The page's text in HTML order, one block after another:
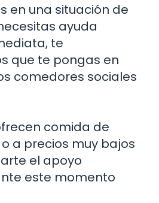
en una situación de
ayuda
te
que te pongas en
comedores sociales
comida de
a precios muy bajos
el apoyo
este momento